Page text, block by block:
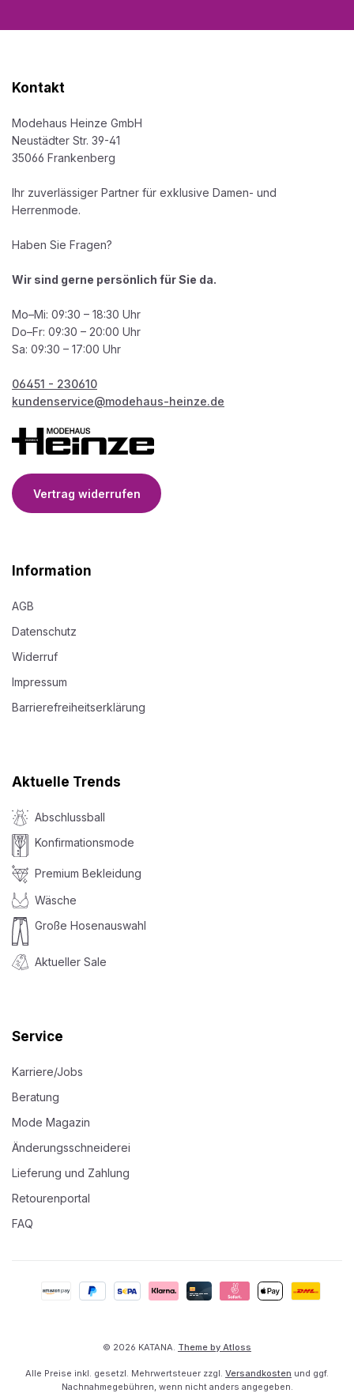
Kontakt
Modehaus Heinze GmbH
Neustädter Str. 39-41
35066 Frankenberg
Ihr zuverlässiger Partner für exklusive Damen- und
Herrenmode.
Haben Sie Fragen?
Wir sind gerne persönlich für Sie da.
Mo–Mi: 09:30 – 18:30 Uhr
Do–Fr: 09:30 – 20:00 Uhr
Sa: 09:30 – 17:00 Uhr
06451 - 230610
kundenservice@modehaus-heinze.de
Vertrag widerrufen
Information
AGB
Datenschutz
Widerruf
Impressum
Barrierefreiheitserklärung
Aktuelle Trends
Abschlussball
Konfirmationsmode
Premium Bekleidung
Wäsche
Große Hosenauswahl
Aktueller Sale
Service
Karriere/Jobs
Beratung
Mode Magazin
Änderungsschneiderei
Lieferung und Zahlung
Retourenportal
FAQ
© 2026 KATANA. Theme by Atloss
Alle Preise inkl. gesetzl. Mehrwertsteuer zzgl. Versandkosten und ggf.
Nachnahmegebühren, wenn nicht anders angegeben.